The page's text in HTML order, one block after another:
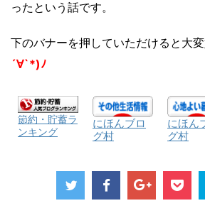
ったという話です。
下のバナーを押していただけると大変
´∀`*)ﾉ
節約・貯蓄ラ
ンキング
にほんブロ
グ村
にほん
グ村